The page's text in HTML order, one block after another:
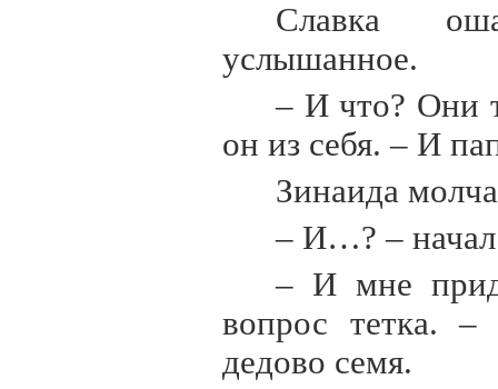
Славка
услышанное.
– И что? Они
он из себя. – И
Зинаида
– И…? – начал
– И мне
вопрос тетка.
дедово семя.